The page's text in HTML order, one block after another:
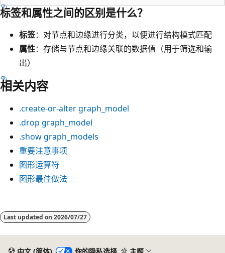
标签和属性之间的区别是什么？
标签：对节点和边缘进行分类，以便进行结构模式匹配
属性：存储与节点和边缘关联的数据值（用于筛选和输
出）
相关内容
.create-or-alter graph_model
.drop graph_model
.show graph_models
重要注意事项
图形运算符
图形最佳做法
Last updated on 2026/07/27